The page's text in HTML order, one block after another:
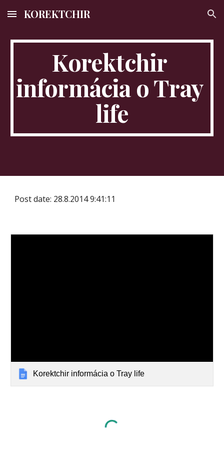
Skip to main content Skip to navigation
KOREKTCHIR
Korektchir
informácia o Tray
life
Post date: 28.8.2014 9:41:11
Korektchir informácia o Tray life